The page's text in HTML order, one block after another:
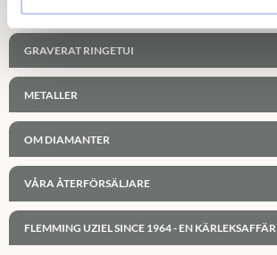
GRAVERAT RINGETUI
METALLER
OM DIAMANTER
VÅRA ÅTERFÖRSÄLJARE
FLEMMING UZIEL SINCE 1964 - EN KÄRLEKSAFFÄR